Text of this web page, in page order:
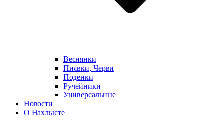
Веснянки
Пиявки, Черви
Поденки
Ручейники
Универсальные
Новости
О Нахлысте